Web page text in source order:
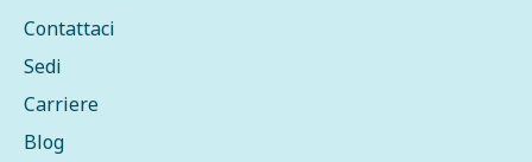
Contattaci
Sedi
Carriere
Blog